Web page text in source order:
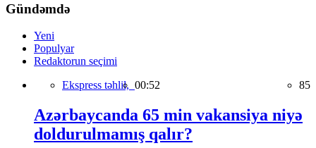
Gündəmdə
Yeni
Populyar
Redaktorun seçimi
Ekspress təhlil, 00:52 85
Azərbaycanda 65 min vakansiya niyə
doldurulmamış qalır?